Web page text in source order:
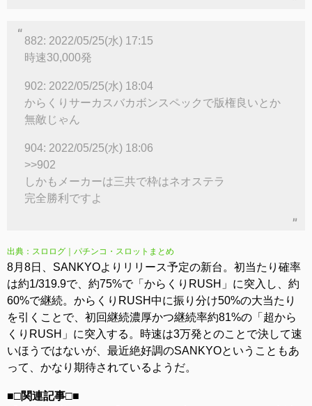
882: 2022/05/25(水) 17:15
時速30,000発
902: 2022/05/25(水) 18:04
からくりサーカスバカボンスペックで版権良いとか
無敵じゃん
904: 2022/05/25(水) 18:06
>>902
しかもメーカーは三共で枠はネオステラ
完全勝利ですよ
出典：スロログ｜パチンコ・スロットまとめ
8月8日、SANKYOよりリリース予定の新台。初当たり確率
は約1/319.9で、約75%で「からくりRUSH」に突入し、約
60%で継続。からくりRUSH中に振り分け50%の大当たり
を引くことで、初回継続濃厚かつ継続率約81%の「超から
くりRUSH」に突入する。時速は3万発とのことで決して速
いほうではないが、最近絶好調のSANKYOということもあ
って、かなり期待されているようだ。
■□関連記事□■